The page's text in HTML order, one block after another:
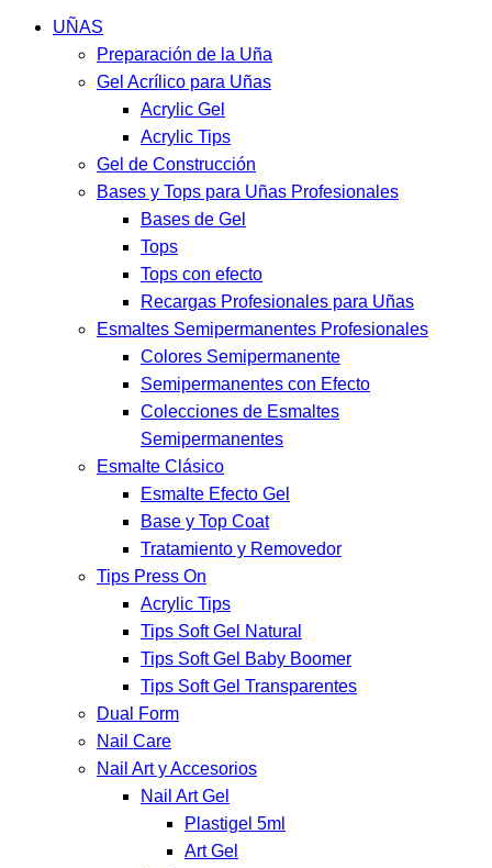
UÑAS
Preparación de la Uña
Gel Acrílico para Uñas
Acrylic Gel
Acrylic Tips
Gel de Construcción
Bases y Tops para Uñas Profesionales
Bases de Gel
Tops
Tops con efecto
Recargas Profesionales para Uñas
Esmaltes Semipermanentes Profesionales
Colores Semipermanente
Semipermanentes con Efecto
Colecciones de Esmaltes
Semipermanentes
Esmalte Clásico
Esmalte Efecto Gel
Base y Top Coat
Tratamiento y Removedor
Tips Press On
Acrylic Tips
Tips Soft Gel Natural
Tips Soft Gel Baby Boomer
Tips Soft Gel Transparentes
Dual Form
Nail Care
Nail Art y Accesorios
Nail Art Gel
Plastigel 5ml
Art Gel